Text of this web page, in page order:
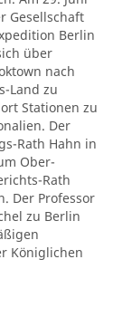
Gesellschaft
Berlin
über
nach
Land zu
Stationen zu
Der
Rath Hahn in
Ober-
Rath
Der Professor
zu Berlin
Königlichen